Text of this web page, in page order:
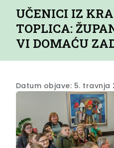
UČENICI IZ
TOPLICA:
VI DOMAĆU
Datum objave: 5. travnja